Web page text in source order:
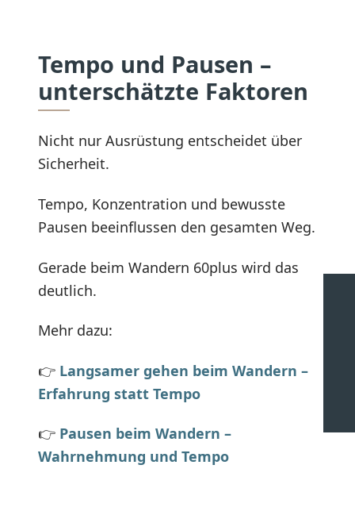
Tempo und Pausen –
unterschätzte Faktoren
Nicht nur Ausrüstung entscheidet über
Sicherheit.
Tempo, Konzentration und bewusste
Pausen beeinflussen den gesamten Weg.
Gerade beim Wandern 60plus wird das
deutlich.
Mehr dazu:
👉 Langsamer gehen beim Wandern –
Erfahrung statt Tempo
👉 Pausen beim Wandern –
Wahrnehmung und Tempo